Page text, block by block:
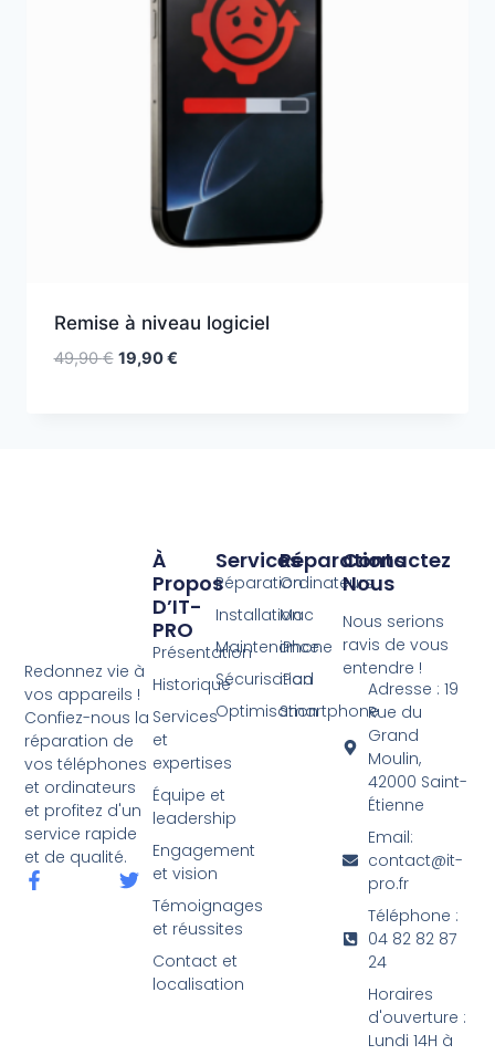
Remise à niveau logiciel
49,90€ 19,90€
Redonnez vie à
vos appareils !
Confiez-nous la
réparation de
vos téléphones
et ordinateurs
et profitez d'un
service rapide
et de qualité.
Réparations
Ordinateurs
Mac
iPhone
iPad
Smartphone
Services
Réparation
Installation
Maintenance
Sécurisation
Optimisation
À
Propos
D’IT-
PRO
Présentation
Historique
Services
et
expertises
Équipe et
leadership
Engagement
et vision
Témoignages
et réussites
Contact et
localisation
Contactez
Nous
Nous serions
ravis de vous
entendre !
Adresse : 19
Rue du
Grand
Moulin,
42000 Saint-
Étienne
Email:
contact@it-
pro.fr
Téléphone :
04 82 82 87
24
Horaires
d'ouverture :
Lundi 14H à